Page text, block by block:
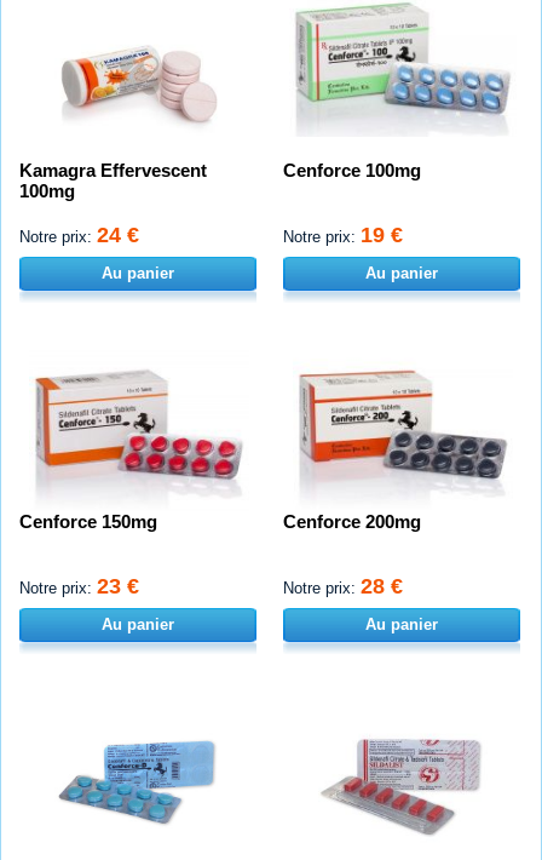
Kamagra Effervescent
100mg
Notre prix: 24 €
Au panier
Cenforce 100mg
Notre prix: 19 €
Au panier
Cenforce 150mg
Notre prix: 23 €
Au panier
Cenforce 200mg
Notre prix: 28 €
Au panier